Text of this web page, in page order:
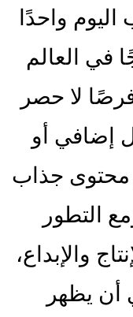
اليوم واحدًا
في العالم
لا حصر
إضافي أو
محتوى جذاب
التطور
والإبداع،
أن يظهر